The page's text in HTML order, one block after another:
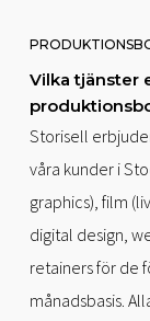
Vilka tjänster
Storisell
våra kunder i
graphics), film
digital design,
retainers för de
månadsbasis.